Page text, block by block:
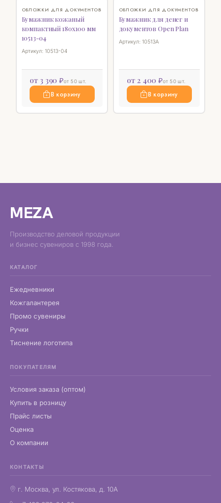
♡
ОБЛОЖКИ ДЛЯ ДОКУМЕНТОВ
Бумажник кожаный
компактный 180х100 мм
10513-04
Артикул: 10513-04
от 3 390 ₽от 50 шт.
В корзину
♡
ОБЛОЖКИ ДЛЯ ДОКУМЕНТОВ
Бумажник для денег и
документов Open Plan
Артикул: 10513A
от 2 400 ₽от 50 шт.
В корзину
MEZA
Производство деловой продукции
и бизнес сувениров с 1998 года.
КАТАЛОГ
Ежедневники
Кожгалантерея
Промо сувениры
Ручки
Тиснение логотипа
ПОКУПАТЕЛЯМ
Условия заказа (оптом)
Купить в розницу
Прайс листы
Оценка
О компании
КОНТАКТЫ
г. Москва, ул. Костякова, д. 10А